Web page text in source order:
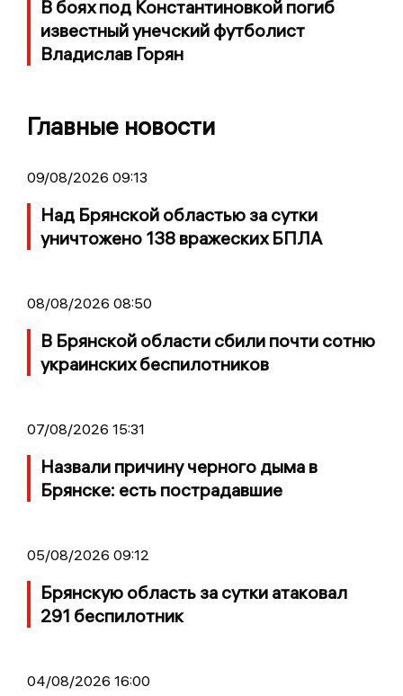
В боях под Константиновкой погиб
известный унечский футболист
Владислав Горян
Главные новости
09/08/2026 09:13
Над Брянской областью за сутки
уничтожено 138 вражеских БПЛА
08/08/2026 08:50
В Брянской области сбили почти сотню
украинских беспилотников
07/08/2026 15:31
Назвали причину черного дыма в
Брянске: есть пострадавшие
05/08/2026 09:12
Брянскую область за сутки атаковал
291 беспилотник
04/08/2026 16:00